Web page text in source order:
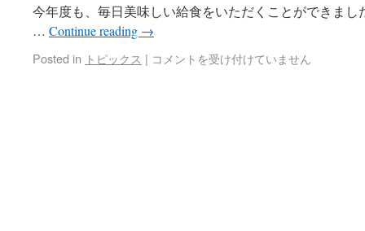
今年度も、毎日美味しい給食をいただくことができま
… Continue reading →
Posted in トピックス | コメントを受け付けていません